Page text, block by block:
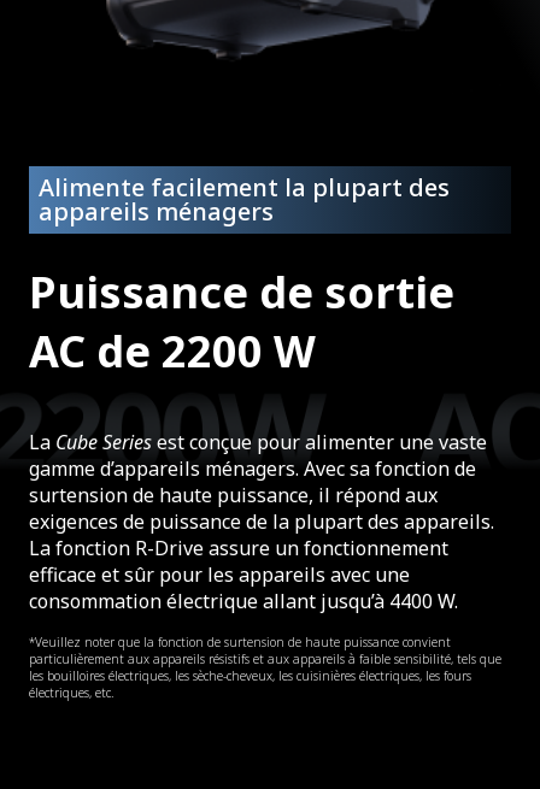
Alimente facilement la plupart des
appareils ménagers
Puissance de sortie
AC de 2200 W
La Cube Seriesest conçue pour alimenter une vaste
gamme d’appareils ménagers. Avec sa fonction de
surtension de haute puissance, il répond aux
exigences de puissance de la plupart des appareils.
La fonction R-Drive assure un fonctionnement
efficace et sûr pour les appareils avec une
consommation électrique allant jusqu’à 4400 W.
*Veuillez noter que la fonction de surtension de haute puissance convient
particulièrement aux appareils résistifs et aux appareils à faible sensibilité, tels que
les bouilloires électriques, les sèche-cheveux, les cuisinières électriques, les fours
électriques, etc.